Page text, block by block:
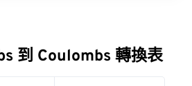
到 Coulombs 轉換表